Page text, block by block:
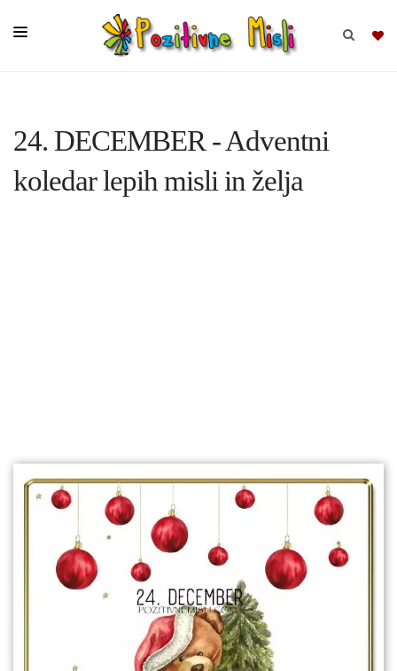
MISLI
24. DECEMBER - Adventni
koledar lepih misli in želja